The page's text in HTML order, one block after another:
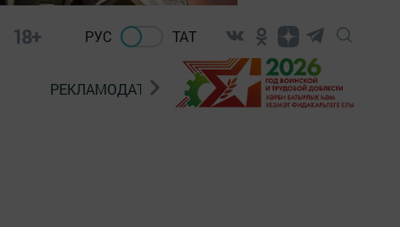
18+ РУС ТАТ
РЕКЛАМОДАТЕЛЯМ